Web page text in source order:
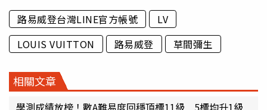
路易威登台灣LINE官方帳號
LV
LOUIS VUITTON
路易威登 草間彌生
相關文章
學測成績放榜！數A難易度回穩頂標11級 5標均升1級